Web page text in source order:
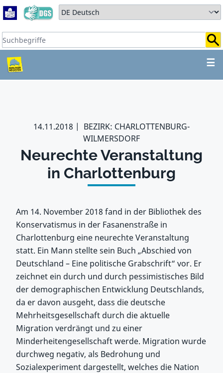
Zum Hauptbereich springen
Zum Hauptmenü springen
Sprache auswählen:
Suchbegriffe:
☰
ZUM HAUPTBEREICH
14.11.2018
BEZIRK: CHARLOTTENBURG-
WILMERSDORF
Neurechte Veranstaltung
in Charlottenburg
Am 14. November 2018 fand in der Bibliothek des
Konservatismus in der Fasanenstraße in
Charlottenburg eine neurechte Veranstaltung
statt. Ein Mann stellte sein Buch „Abschied von
Deutschland – Eine politische Grabschrift“ vor. Er
zeichnet ein durch und durch pessimistisches Bild
der demographischen Entwicklung Deutschlands,
da er davon ausgeht, dass die deutsche
Mehrheitsgesellschaft durch die aktuelle
Migration verdrängt und zu einer
Minderheitengesellschaft werde. Migration wurde
durchweg negativ, als Bedrohung und
Sozialexperiment dargestellt, welches die Nation